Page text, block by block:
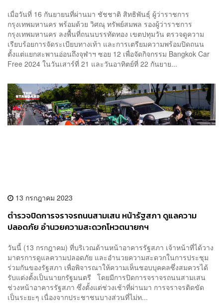
เมื่อวันที่ 16 กันยายนที่ผ่านมา ชัชชาติ สิทธิพันธุ์ ผู้ว่าราชการ
กรุงเทพมหานคร พร้อมด้วย วิศณุ ทรัพย์สมพล รองผู้ว่าราชการ
กรุงเทพมหานคร ลงพื้นที่ถนนบรรทัดทอง เขตปทุมวัน ตรวจดูความ
เรียบร้อยการจัดระเบียบทางเท้า และการเตรียมความพร้อมปิดถนน
ตั้งแต่แยกสะพานอ่อนถึงจุฬาฯ ซอย 12 เพื่อจัดกิจกรรม Bangkok Car
Free 2024 ในวันเสาร์ที่ 21 และวันอาทิตย์ที่ 22 กันยาย...
13 กรกฎาคม 2023
ตำรวจปิดการจราจรถนนสามเสน หน้ารัฐสภา ดูแลความ
ปลอดภัย อำนวยความสะดวกโหวตนายกฯ
วันนี้ (13 กรกฎาคม) ที่บริเวณด้านหน้าอาคารรัฐสภา เจ้าหน้าที่ได้วาง
มาตรการดูแลความปลอดภัย และอำนวยความสะดวกในการประชุม
ร่วมกันของรัฐสภา เพื่อพิจารณาให้ความเห็นชอบบุคคลซึ่งสมควรได้
รับแต่งตั้งเป็นนายกรัฐมนตรี โดยมีการปิดการจราจรถนนสามเสน
ช่วงหน้าอาคารรัฐสภา ซึ่งตั้งแต่ช่วงเช้าที่ผ่านมา การจราจรติดขัด
เป็นระยะๆ เนื่องจากประชาชนบางส่วนที่ไม่ท...